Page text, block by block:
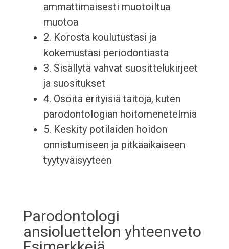
ammattimaisesti muotoiltua
muotoa
2. Korosta koulutustasi ja
kokemustasi periodontiasta
3. Sisällytä vahvat suosittelukirjeet
ja suositukset
4. Osoita erityisiä taitoja, kuten
parodontologian hoitomenetelmiä
5. Keskity potilaiden hoidon
onnistumiseen ja pitkäaikaiseen
tyytyväisyyteen
Parodontologi
ansioluettelon yhteenveto